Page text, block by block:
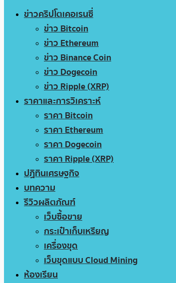
ข่าวคริปโตเคอเรนซี่
ข่าว Bitcoin
ข่าว Ethereum
ข่าว Binance Coin
ข่าว Dogecoin
ข่าว Ripple (XRP)
ราคาและการวิเคราะห์
ราคา Bitcoin
ราคา Ethereum
ราคา Dogecoin
ราคา Ripple (XRP)
ปฏิทินเศรษฐกิจ
บทความ
รีวิวผลิตภัณฑ์
เว็บซื้อขาย
กระเป๋าเก็บเหรียญ
เครื่องขุด
เว็บขุดแบบ Cloud Mining
ห้องเรียน